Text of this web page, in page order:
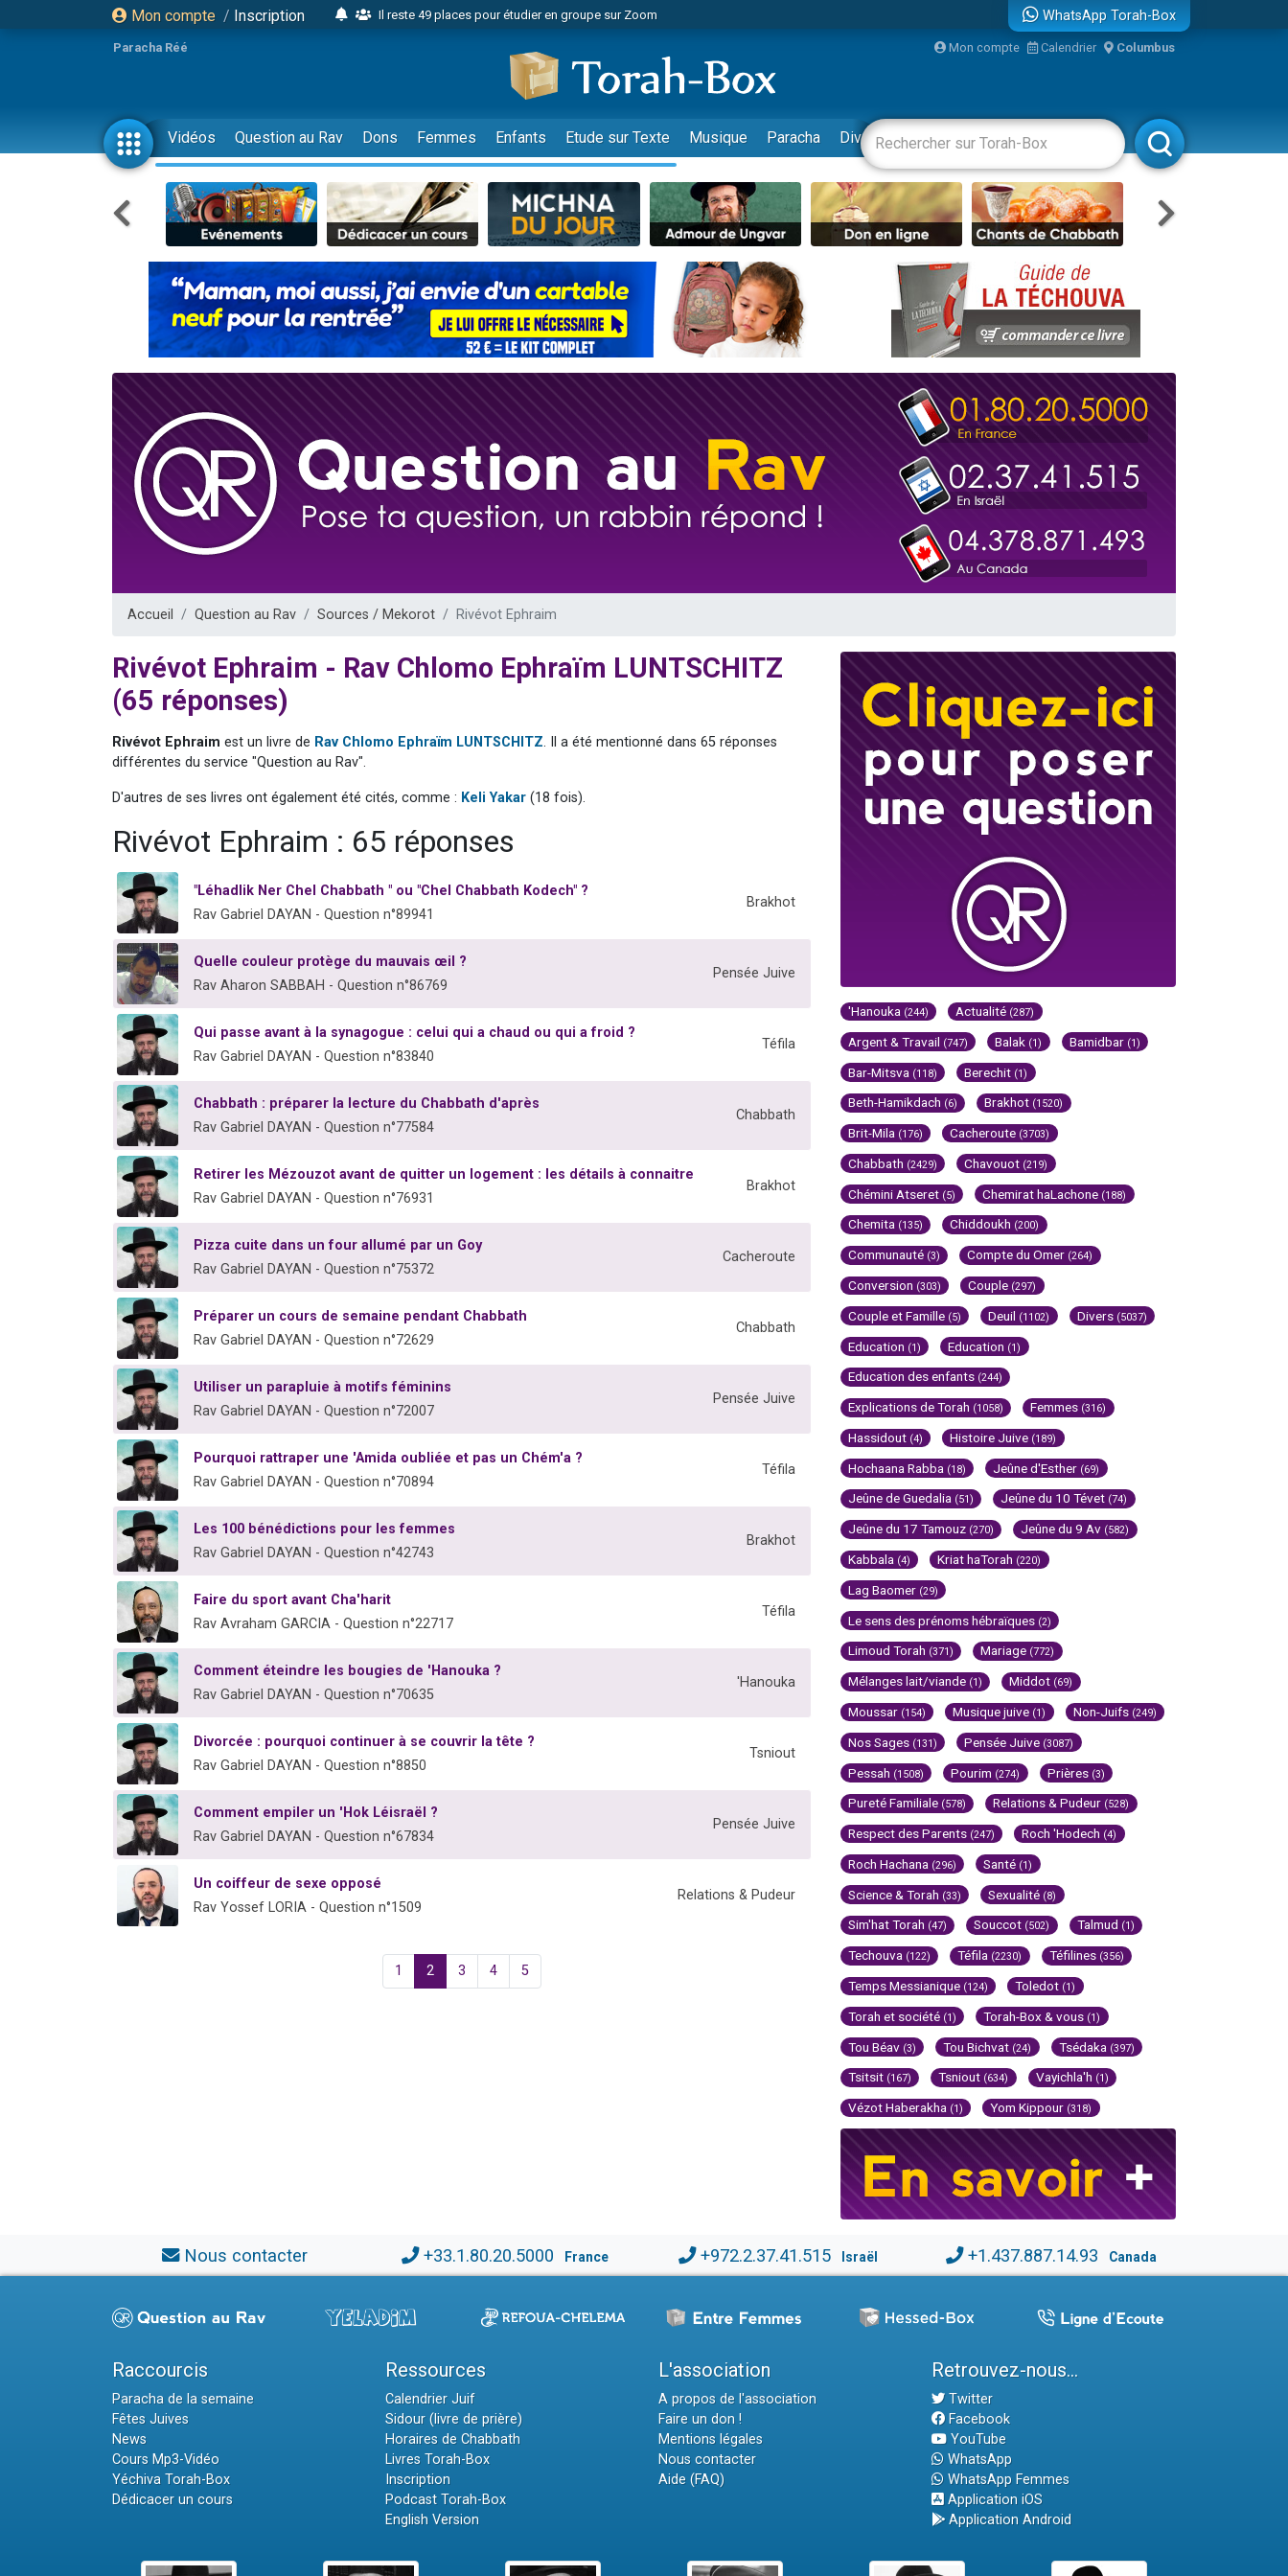
Mon compte / Inscription
Il reste 49 places pour étudier en groupe sur Zoom
2 personnes viennent de nous rejoindre sur WhatsApp
6 personnes viennent de nous rejoindre sur WhatsApp
4 personnes viennent de faire un don pour Reloger Rivka, 6 enfants, victime de violences...
2 personnes viennent de faire un don pour 1 Journée de Vacances Pour les Enfants
17 personnes viennent de demander une bénédiction
4 personnes viennent de nous rejoindre sur WhatsApp
Il reste 49 places pour étudier en groupe sur Zoom
Eva vient de donner son Maasser
4 personnes viennent de nous rejoindre sur WhatsApp
3 personnes viennent de nous rejoindre sur WhatsApp
Odaya vient de donner son Maasser
3 personnes viennent de faire un don pour 5 jours de vacances aux Orphelins
2 personnes viennent de nous rejoindre sur WhatsApp
13 personnes viennent de demander une bénédiction
30 personnes viennent de faire un don pour Sauvez la jambe de Yohan
Il reste 49 places pour étudier en groupe sur Zoom
12 nouvelles musiques dans Torah-Box Music
WhatsApp Torah-Box
Paracha Réé Mon compte Calendrier Columbus
Vidéos Question au Rav Dons Femmes Enfants Etude sur Texte Musique Paracha Divertissements Livres Rabbanim
Accueil Question au Rav Sources / Mekorot Rivévot Ephraim
Rivévot Ephraim - Rav Chlomo Ephraïm LUNTSCHITZ
(65 réponses)
Rivévot Ephraim est un livre de Rav Chlomo Ephraïm LUNTSCHITZ. Il a été mentionné dans 65 réponses
différentes du service "Question au Rav".
D'autres de ses livres ont également été cités, comme : Keli Yakar (18 fois).
Rivévot Ephraim : 65 réponses
"Léhadlik Ner Chel Chabbath " ou "Chel Chabbath Kodech" ?
Rav Gabriel DAYAN - Question n°89941
Brakhot
Quelle couleur protège du mauvais œil ?
Rav Aharon SABBAH - Question n°86769
Pensée Juive
Qui passe avant à la synagogue : celui qui a chaud ou qui a froid ?
Rav Gabriel DAYAN - Question n°83840
Téfila
Chabbath : préparer la lecture du Chabbath d'après
Rav Gabriel DAYAN - Question n°77584
Chabbath
Retirer les Mézouzot avant de quitter un logement : les détails à connaitre
Rav Gabriel DAYAN - Question n°76931
Brakhot
Pizza cuite dans un four allumé par un Goy
Rav Gabriel DAYAN - Question n°75372
Cacheroute
Préparer un cours de semaine pendant Chabbath
Rav Gabriel DAYAN - Question n°72629
Chabbath
Utiliser un parapluie à motifs féminins
Rav Gabriel DAYAN - Question n°72007
Pensée Juive
Pourquoi rattraper une 'Amida oubliée et pas un Chém'a ?
Rav Gabriel DAYAN - Question n°70894
Téfila
Les 100 bénédictions pour les femmes
Rav Gabriel DAYAN - Question n°42743
Brakhot
Faire du sport avant Cha'harit
Rav Avraham GARCIA - Question n°22717
Téfila
Comment éteindre les bougies de 'Hanouka ?
Rav Gabriel DAYAN - Question n°70635
'Hanouka
Divorcée : pourquoi continuer à se couvrir la tête ?
Rav Gabriel DAYAN - Question n°8850
Tsniout
Comment empiler un 'Hok Léisraël ?
Rav Gabriel DAYAN - Question n°67834
Pensée Juive
Un coiffeur de sexe opposé
Rav Yossef LORIA - Question n°1509
Relations & Pudeur
1 2 3 4 5
'Hanouka (244) Actualité (287)
Argent & Travail (747) Balak (1) Bamidbar (1)
Bar-Mitsva (118) Berechit (1)
Beth-Hamikdach (6) Brakhot (1520)
Brit-Mila (176) Cacheroute (3703)
Chabbath (2429) Chavouot (219)
Chémini Atseret (5) Chemirat haLachone (188)
Chemita (135) Chiddoukh (200)
Communauté (3) Compte du Omer (264)
Conversion (303) Couple (297)
Couple et Famille (5) Deuil (1102) Divers (5037)
Education (1) Education (1)
Education des enfants (244)
Explications de Torah (1058) Femmes (316)
Hassidout (4) Histoire Juive (189)
Hochaana Rabba (18) Jeûne d'Esther (69)
Jeûne de Guedalia (51) Jeûne du 10 Tévet (74)
Jeûne du 17 Tamouz (270) Jeûne du 9 Av (582)
Kabbala (4) Kriat haTorah (220)
Lag Baomer (29)
Le sens des prénoms hébraïques (2)
Limoud Torah (371) Mariage (772)
Mélanges lait/viande (1) Middot (69)
Moussar (154) Musique juive (1) Non-Juifs (249)
Nos Sages (131) Pensée Juive (3087)
Pessah (1508) Pourim (274) Prières (3)
Pureté Familiale (578) Relations & Pudeur (528)
Respect des Parents (247) Roch 'Hodech (4)
Roch Hachana (296) Santé (1)
Science & Torah (33) Sexualité (8)
Sim'hat Torah (47) Souccot (502) Talmud (1)
Techouva (122) Téfila (2230) Téfilines (356)
Temps Messianique (124) Toledot (1)
Torah et société (1) Torah-Box & vous (1)
Tou Béav (3) Tou Bichvat (24) Tsédaka (397)
Tsitsit (167) Tsniout (634) Vayichla'h (1)
Vézot Haberakha (1) Yom Kippour (318)
Nous contacter +33.1.80.20.5000 France +972.2.37.41.515 Israël +1.437.887.14.93 Canada
Raccourcis
Paracha de la semaine
Fêtes Juives
News
Cours Mp3-Vidéo
Yéchiva Torah-Box
Dédicacer un cours
Ressources
Calendrier Juif
Sidour (livre de prière)
Horaires de Chabbath
Livres Torah-Box
Inscription
Podcast Torah-Box
English Version
L'association
A propos de l'association
Faire un don !
Mentions légales
Nous contacter
Aide (FAQ)
Retrouvez-nous...
Twitter
Facebook
YouTube
WhatsApp
WhatsApp Femmes
Application iOS
Application Android